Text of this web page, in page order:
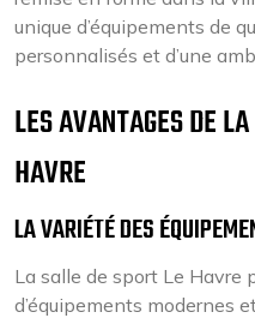
unique d’équipements de
personnalisés et d’une
LES AVANTAGES DE
HAVRE
LA VARIÉTÉ DES
La salle de sport Le Havre
d’équipements modernes